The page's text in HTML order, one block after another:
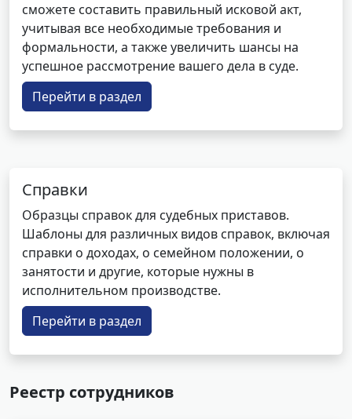
сможете составить правильный исковой акт,
учитывая все необходимые требования и
формальности, а также увеличить шансы на
успешное рассмотрение вашего дела в суде.
Перейти в раздел
Справки
Образцы справок для судебных приставов.
Шаблоны для различных видов справок, включая
справки о доходах, о семейном положении, о
занятости и другие, которые нужны в
исполнительном производстве.
Перейти в раздел
Реестр сотрудников